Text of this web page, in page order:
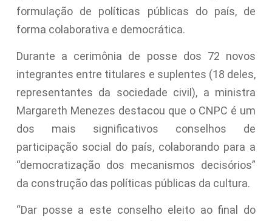
formulação de políticas públicas do país, de
forma colaborativa e democrática.
Durante a cerimônia de posse dos 72 novos
integrantes entre titulares e suplentes (18 deles,
representantes da sociedade civil), a ministra
Margareth Menezes destacou que o CNPC é um
dos mais significativos conselhos de
participação social do país, colaborando para a
“democratização dos mecanismos decisórios”
da construção das políticas públicas da cultura.
“Dar posse a este conselho eleito ao final do